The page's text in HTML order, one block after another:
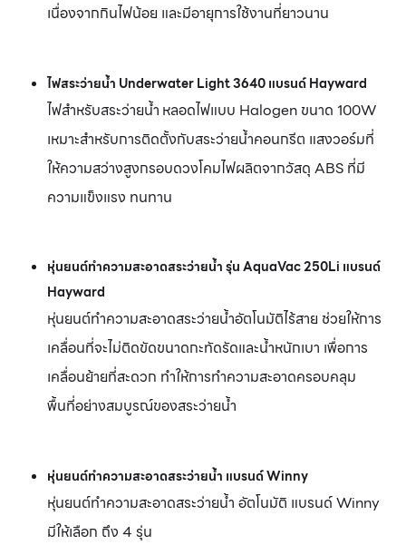
เนื่องจากกินไฟน้อย และมีอายุการใช้งานที่ยาวนาน
ไฟสระว่ายน้ำ Underwater Light 3640แบรนด์ Hayward
ไฟสำหรับสระว่ายน้ำ หลอดไฟแบบ Halogen ขนาด 100W
เหมาะสำหรับการติดตั้งกับสระว่ายน้ำคอนกรีต แสงวอร์มที่
ให้ความสว่างสูงกรอบดวงโคมไฟผลิตจากวัสดุ ABS ที่มี
ความแข็งแรง ทนทาน
หุ่นยนต์ทำความสะอาดสระว่ายน้ำ รุ่น AquaVac 250Li แบรนด์
Hayward
หุ่นยนต์ทำความสะอาดสระว่ายน้ำอัตโนมัติไร้สาย ช่วยให้การ
เคลื่อนที่จะไม่ติดขัดขนาดกะทัดรัดและน้ําหนักเบา เพื่อการ
เคลื่อนย้ายที่สะดวก ทําให้การทําความสะอาดครอบคลุม
พื้นที่อย่างสมบูรณ์ของสระว่ายน้ํา
หุ่นยนต์ทำความสะอาดสระว่ายน้ำ แบรนด์ Winny
หุ่นยนต์ทำความสะอาดสระว่ายน้ำ อัตโนมัติ แบรนด์ Winny
มีให้เลือก ถึง 4 รุ่น